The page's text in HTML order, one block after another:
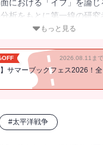
における「イフ」を論
析をもとに第一線の研
もっと見る
2026.08.11まで
】サマーブックフェス2026！全
#太平洋戦争